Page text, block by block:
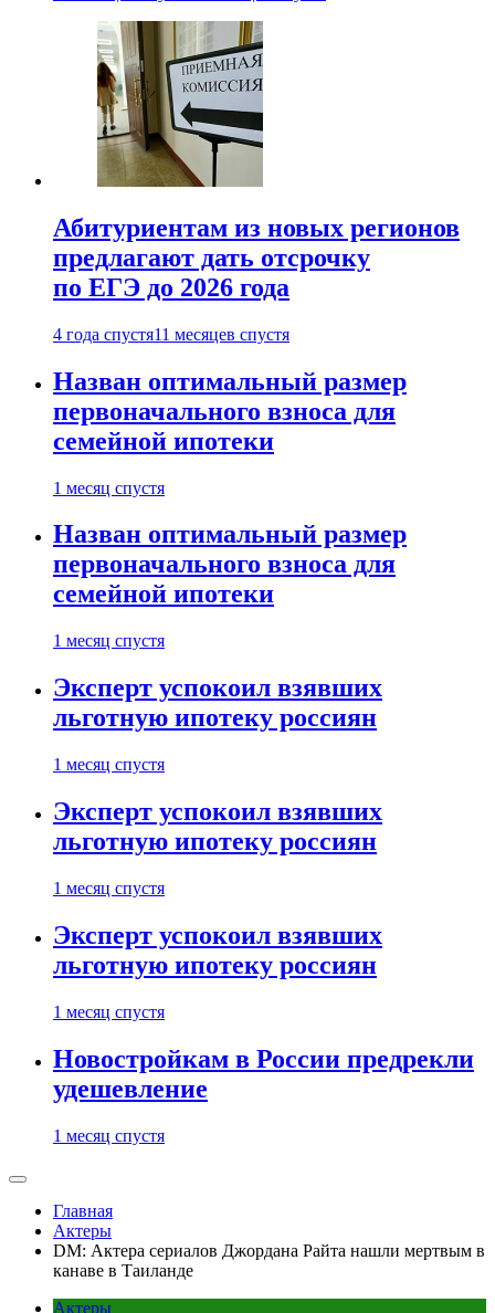
Абитуриентам из новых регионов
предлагают дать отсрочку
по ЕГЭ до 2026 года
4 года спустя11 месяцев спустя
Назван оптимальный размер
первоначального взноса для
семейной ипотеки
1 месяц спустя
Назван оптимальный размер
первоначального взноса для
семейной ипотеки
1 месяц спустя
Эксперт успокоил взявших
льготную ипотеку россиян
1 месяц спустя
Эксперт успокоил взявших
льготную ипотеку россиян
1 месяц спустя
Эксперт успокоил взявших
льготную ипотеку россиян
1 месяц спустя
Новостройкам в России предрекли
удешевление
1 месяц спустя
Главная
Актеры
DM: Актера сериалов Джордана Райта нашли мертвым в
канаве в Таиланде
Актеры